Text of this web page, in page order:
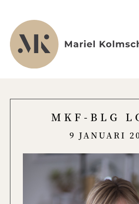
MKF-BLG
9 JANUARI